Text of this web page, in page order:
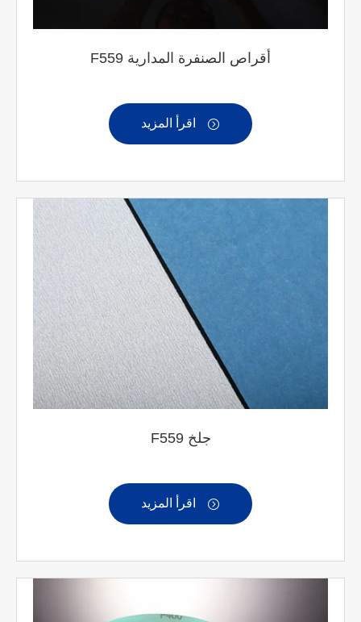
F559 أقراص الصنفرة المدارية

F559 جلخ
